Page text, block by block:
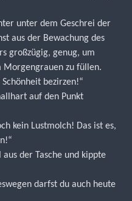
unter dem Geschrei der
aus der Bewachung des
großzügig, genug, um
Morgengrauen zu füllen.
bezirzen!“
auf den Punkt
kein Lustmolch! Das ist es,
der Tasche und kippte
darfst du auch heute